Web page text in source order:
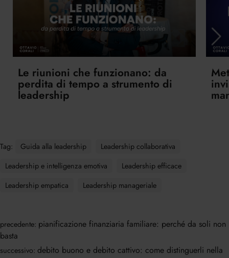
Le riunioni che funzionano: da
perdita di tempo a strumento di
leadership
Tag: Guida alla leadership
Leadership collaborativa
Leadership e intelligenza emotiva
Leadership efficace
Leadership empatica
Leadership manageriale
precedente: pianificazione finanziaria familiare: perché da soli non
basta
successivo: debito buono e debito cattivo: come distinguerli nella